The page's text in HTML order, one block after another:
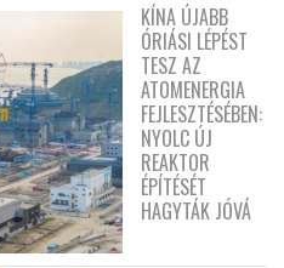
KÍNA ÚJABB
ÓRIÁSI LÉPÉST
TESZ AZ
ATOMENERGIA
FEJLESZTÉSÉBEN:
NYOLC ÚJ
REAKTOR
ÉPÍTÉSÉT
HAGYTÁK JÓVÁ